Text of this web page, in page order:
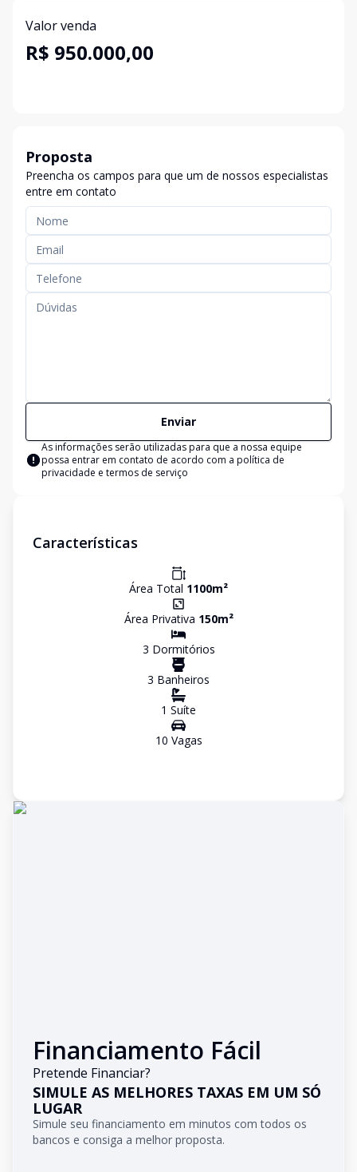
Valor venda
R$ 950.000,00
Proposta
Preencha os campos para que um de nossos especialistas
entre em contato
Enviar
As informações serão utilizadas para que a nossa equipe
possa entrar em contato de acordo com a política de
privacidade e termos de serviço
Características
Área Total 1100m²
Área Privativa 150m²
3 Dormitórios
3 Banheiros
1 Suíte
10 Vagas
Financiamento Fácil
Pretende Financiar?
SIMULE AS MELHORES TAXAS EM UM SÓ
LUGAR
Simule seu financiamento em minutos com todos os
bancos e consiga a melhor proposta.